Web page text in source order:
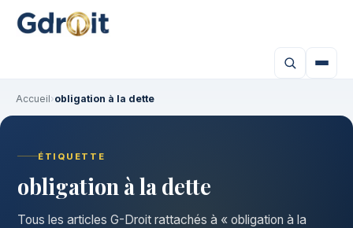
Accueil›obligation à la dette
ÉTIQUETTE
obligation à la dette
Tous les articles G-Droit rattachés à « obligation à la